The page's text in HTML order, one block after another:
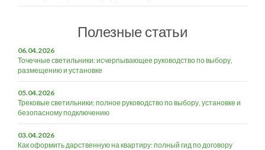
Полезные статьи
06.04.2026
Точечные светильники: исчерпывающее руководство по выбору,
размещению и установке
05.04.2026
Трековые светильники: полное руководство по выбору, установке и
безопасному подключению
03.04.2026
Как оформить дарственную на квартиру: полный гид по договору